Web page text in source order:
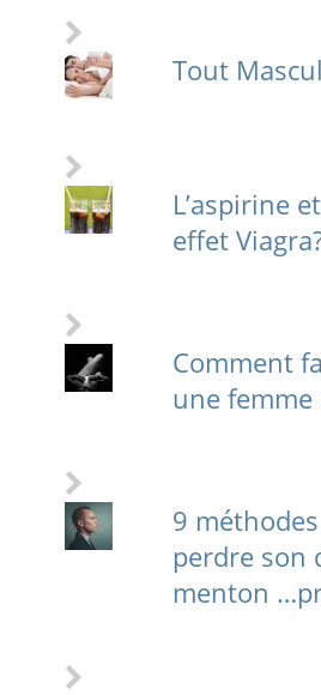
Tout
L’aspirine
effet
Comment
une femme
9
perdre son
menton